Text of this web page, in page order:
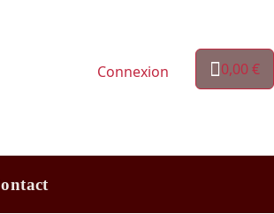
Connexion 0,00 €